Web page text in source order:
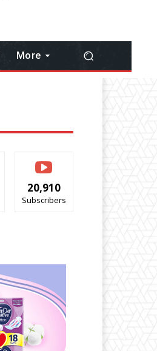
More
20,910
Subscribers